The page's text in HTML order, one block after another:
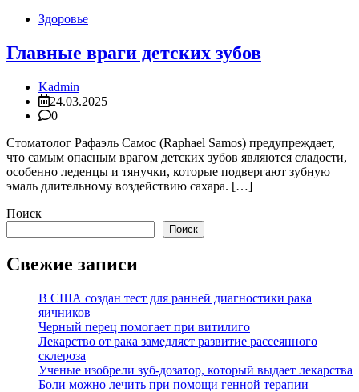
Здоровье
Главные враги детских зубов
Kadmin
24.03.2025
0
Стоматолог Рафаэль Самос (Raphael Samos) предупреждает,
что самым опасным врагом детских зубов являются сладости,
особенно леденцы и тянучки, которые подвергают зубную
эмаль длительному воздействию сахара. […]
Поиск
Поиск
Свежие записи
В США создан тест для ранней диагностики рака
яичников
Черный перец помогает при витилиго
Лекарство от рака замедляет развитие рассеянного
склероза
Ученые изобрели зуб-дозатор, который выдает лекарства
Боли можно лечить при помощи генной терапии